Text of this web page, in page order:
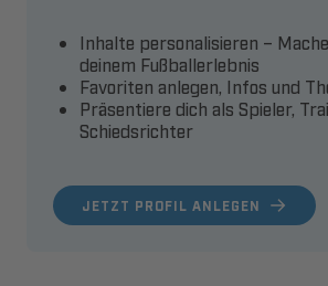
JETZT PROFIL ANLEGEN
Inhalte personalisieren –
deinem Fußballerlebnis
Favoriten anlegen, Infos und
Präsentiere dich als Spieler,
Schiedsrichter